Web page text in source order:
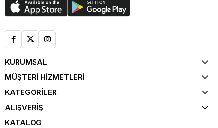
KURUMSAL
MÜŞTERİ HİZMETLERİ
KATEGORİLER
ALIŞVERİŞ
KATALOG